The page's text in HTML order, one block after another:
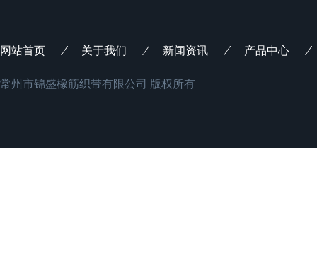
网站首页 关于我们 新闻资讯 产品中心
常州市锦盛橡筋织带有限公司 版权所有